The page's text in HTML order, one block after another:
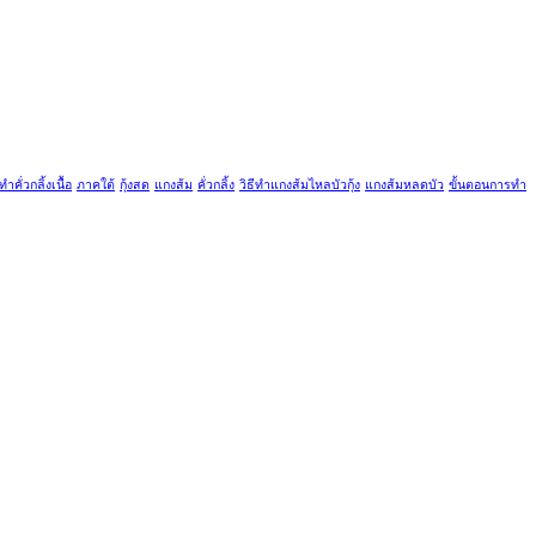
ำคั่วกลิ้งเนื้อ ภาคใต้ กุ้งสด แกงส้ม คั่วกลิ้ง วิธีทำแกงส้มไหลบัวกุ้ง แกงส้มหลดบัว ขั้นตอนการทำ